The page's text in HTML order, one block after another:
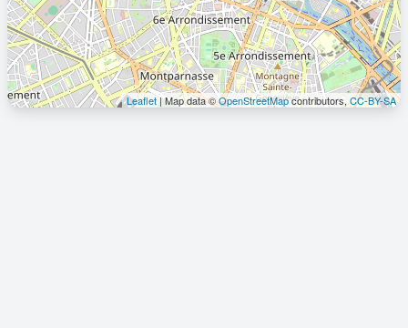
Leaflet| Map data ©OpenStreetMapcontributors, CC-BY-SA